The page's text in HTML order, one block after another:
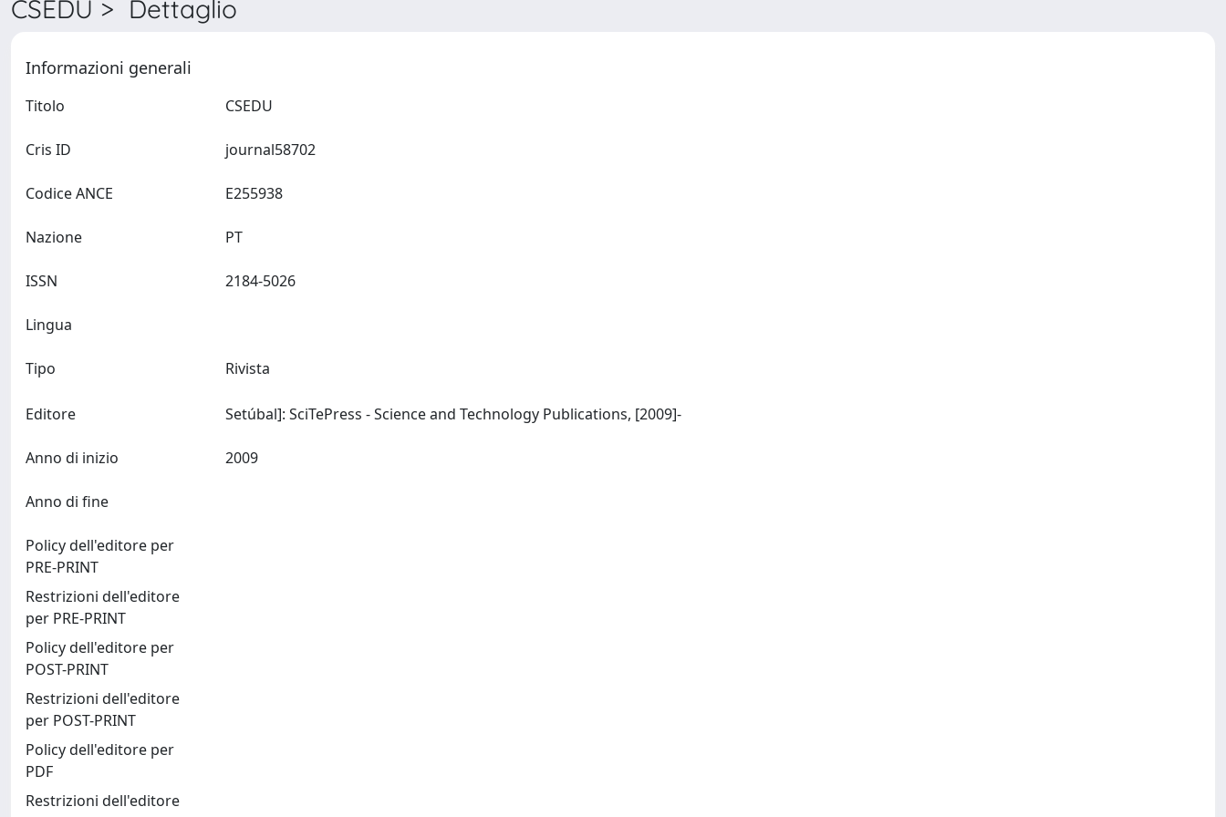
CSEDU > Dettaglio
Informazioni generali
Titolo
Cris ID
Codice ANCE
Nazione
ISSN
Lingua
Tipo Rivista
Editore
Anno di inizio
Anno di fine
Policy dell'editore per
PRE-PRINT
Restrizioni dell'editore
per PRE-PRINT
Policy dell'editore per
POST-PRINT
Restrizioni dell'editore
per POST-PRINT
Policy dell'editore per
PDF
Restrizioni dell'editore